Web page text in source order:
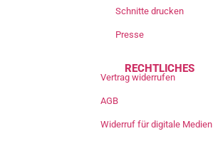
Schnitte drucken
Presse
RECHTLICHES
Vertrag widerrufen
AGB
Widerruf für digitale Medien